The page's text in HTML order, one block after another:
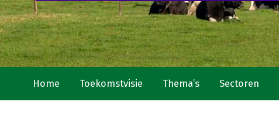
Home Toekomstvisie Thema’s Sectoren